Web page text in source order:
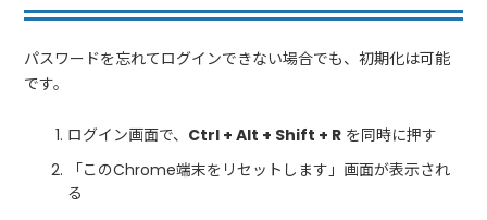
パスワードを忘れてログインできない場合でも、初期化は可能
です。
ログイン画面で、 Ctrl + Alt + Shift + R を同時に押す
「このChrome端末をリセットします」画面が表示され
る